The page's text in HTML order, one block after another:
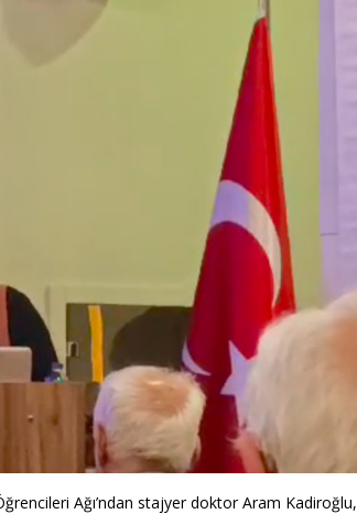
Ağı’ndan stajyer doktor Aram Kadiroğlu,